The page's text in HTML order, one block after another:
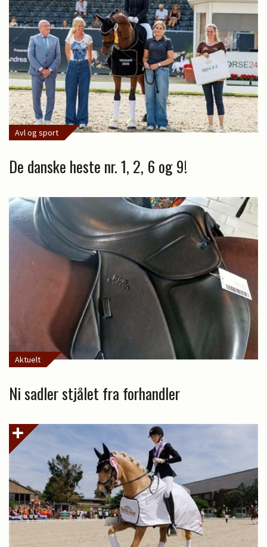
Avl og sport
De danske heste nr. 1, 2, 6 og 9!
Aktuelt
Ni sadler stjålet fra forhandler